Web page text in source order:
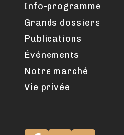
Info-programme
Grands dossiers
Publications
Événements
Notre marché
Vie privée